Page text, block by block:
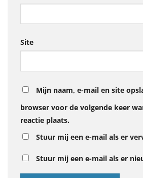
Site
Mijn naam, e-mail en site
browser voor de volgende keer
reactie plaats.
Stuur mij een e-mail als er
Stuur mij een e-mail als er